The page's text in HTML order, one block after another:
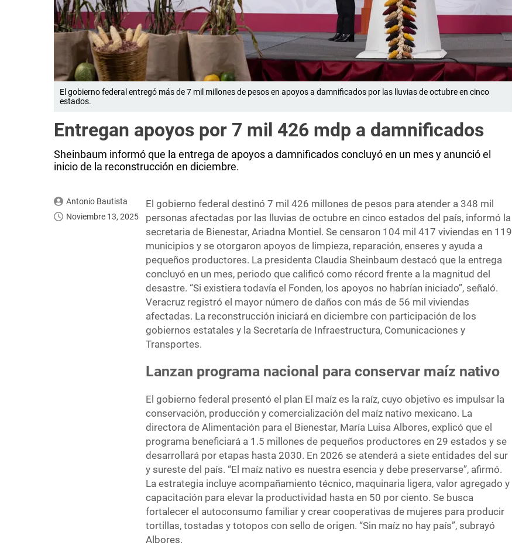
El gobierno federal entregó más de 7 mil millones de pesos en apoyos a damnificados por las lluvias de octubre en cinco
estados.
Entregan apoyos por 7 mil 426 mdp a damnificados
Sheinbaum informó que la entrega de apoyos a damnificados concluyó en un mes y anunció el
inicio de la reconstrucción en diciembre.
Antonio Bautista
Noviembre 13, 2025
El gobierno federal destinó 7 mil 426 millones de pesos para atender a 348 mil
personas afectadas por las lluvias de octubre en cinco estados del país, informó la
secretaria de Bienestar, Ariadna Montiel. Se censaron 104 mil 417 viviendas en 119
municipios y se otorgaron apoyos de limpieza, reparación, enseres y ayuda a
pequeños productores. La presidenta Claudia Sheinbaum destacó que la entrega
concluyó en un mes, periodo que calificó como récord frente a la magnitud del
desastre. “Si existiera todavía el Fonden, los apoyos no habrían iniciado”, señaló.
Veracruz registró el mayor número de daños con más de 56 mil viviendas
afectadas. La reconstrucción iniciará en diciembre con participación de los
gobiernos estatales y la Secretaría de Infraestructura, Comunicaciones y
Transportes.
Lanzan programa nacional para conservar maíz nativo
El gobierno federal presentó el plan El maíz es la raíz, cuyo objetivo es impulsar la
conservación, producción y comercialización del maíz nativo mexicano. La
directora de Alimentación para el Bienestar, María Luisa Albores, explicó que el
programa beneficiará a 1.5 millones de pequeños productores en 29 estados y se
desarrollará por etapas hasta 2030. En 2026 se atenderá a siete entidades del sur
y sureste del país. “El maíz nativo es nuestra esencia y debe preservarse”, afirmó.
La estrategia incluye acompañamiento técnico, maquinaria ligera, valor agregado y
capacitación para elevar la productividad hasta en 50 por ciento. Se busca
fortalecer el autoconsumo familiar y crear cooperativas de mujeres para producir
tortillas, tostadas y totopos con sello de origen. “Sin maíz no hay país”, subrayó
Albores.